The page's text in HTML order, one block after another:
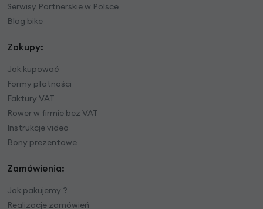
Serwisy Partnerskie w Polsce
Blog bike
Zakupy:
Jak kupować
Formy płatności
Faktury VAT
Rower w firmie bez VAT
Instrukcje video
Bony prezentowe
Zamówienia:
Jak pakujemy ?
Realizacje zamówień